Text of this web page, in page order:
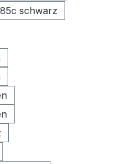
schwarz